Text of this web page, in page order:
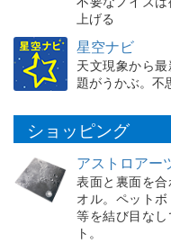
上げる
星空ナビ
天文現象から
題がうかぶ。不
ショッピング
アストロアー
表面と裏面を
オル。ペット
等を結び目な
ト。